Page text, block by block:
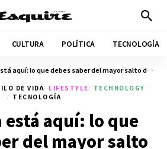
CULTURA POLÍTICA TECNOLOGÍA
aquí: lo que debes saber del mayor salto de Apple en años.
DE VIDA LIFESTYLE
TECHNOLOGY
TECNOLOGÍA
está aquí: lo que
del mayor salto